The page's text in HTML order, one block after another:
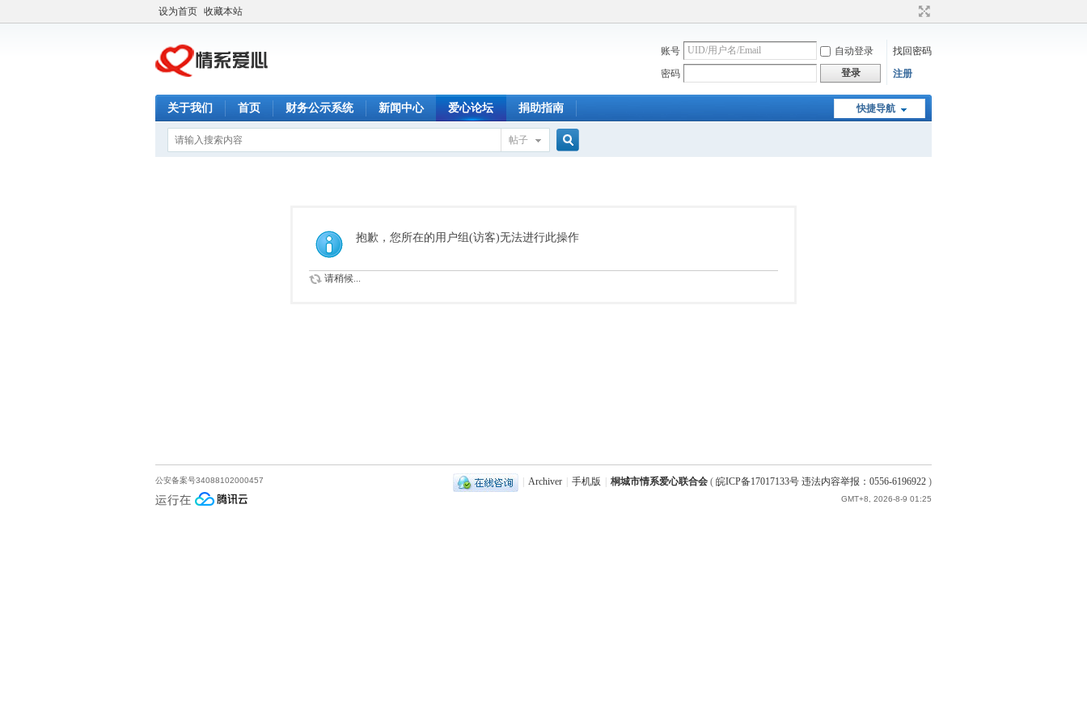
设为首页 收藏本站
账号 自动登录
找回密码
密码
登录 注册
快捷导航
关于我们 首页 财务公示系统 新闻中心 爱心论坛 捐助指南
帖子
索
抱歉，您所在的用户组(访客)无法进行此操作
请稍候...
Archiver 手机版 桐城市情系爱心联合会 ( 皖ICP备17017133号 违法内容举报：0556-6196922 )
GMT+8, 2026-8-9 01:25
公安备案号34088102000457